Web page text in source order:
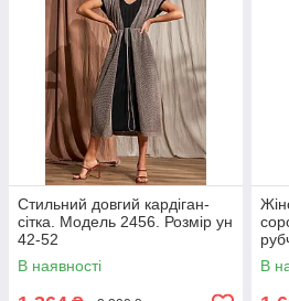
Стильний довгий кардіган-
сітка. Модель 2456. Розмір ун
42-52
В наявності
В